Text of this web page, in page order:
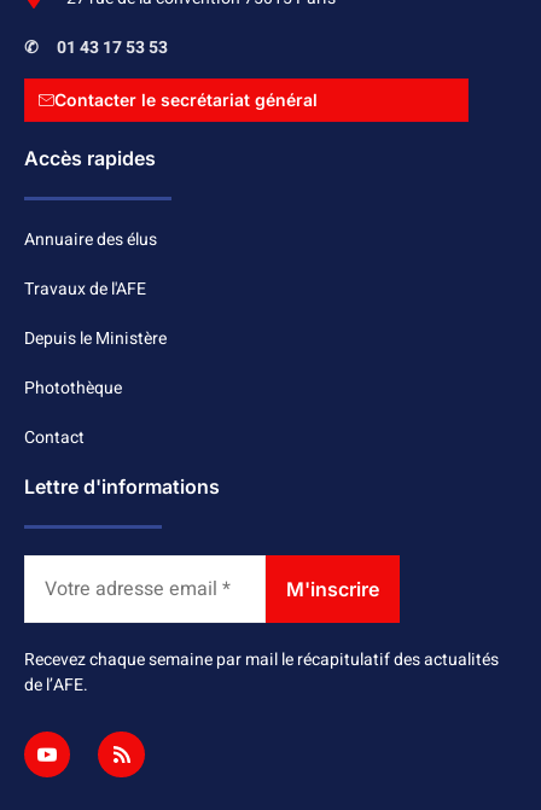
✆ 01 43 17 53 53
Contacter le secrétariat général
Accès rapides
Annuaire des élus
Travaux de l'AFE
Depuis le Ministère
Photothèque
Contact
Lettre d'informations
Recevez chaque semaine par mail le récapitulatif des actualités
de l’AFE.